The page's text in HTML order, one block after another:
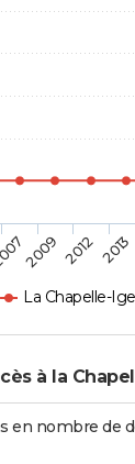
La Chapelle-
2009 2012 2013
à la
en nombre de